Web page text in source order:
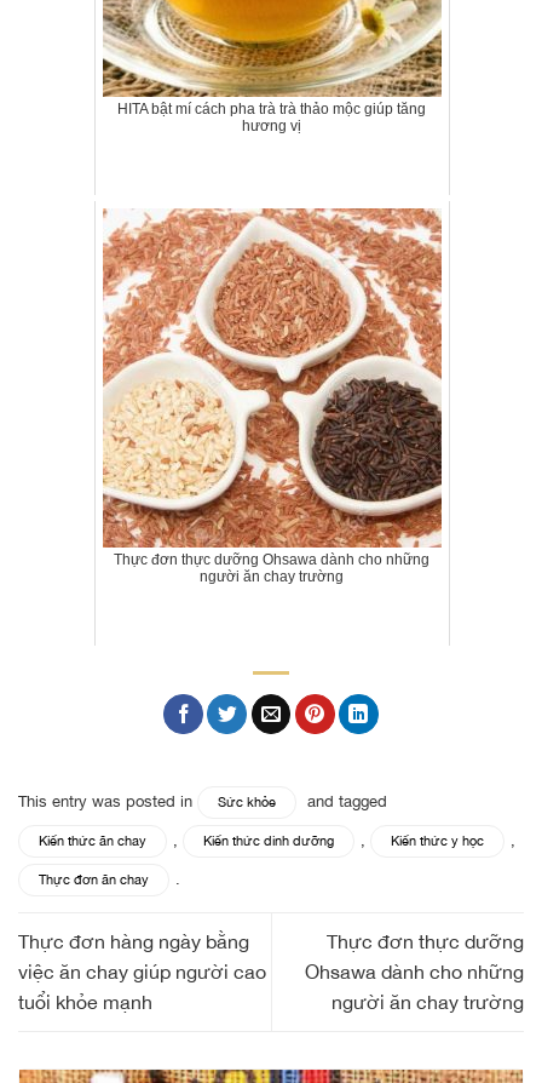
HITA bật mí cách pha trà trà thảo mộc giúp tăng
hương vị
Thực đơn thực dưỡng Ohsawa dành cho những
người ăn chay trường
This entry was posted in Sức khỏe and tagged
Kiến thức ăn chay , Kiến thức dinh dưỡng , Kiến thức y học ,
Thực đơn ăn chay .
Thực đơn hàng ngày bằng
việc ăn chay giúp người cao
tuổi khỏe mạnh
Thực đơn thực dưỡng
Ohsawa dành cho những
người ăn chay trường